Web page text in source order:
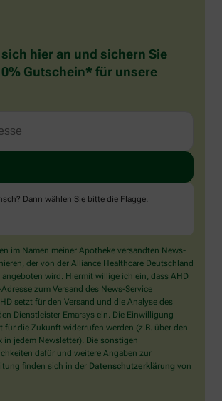
hier an und sichern Sie
Gutschein* für unsere
Dann wählen Sie bitte die Flagge
im Namen meiner Apotheke versandten News-
der von der Alliance Healthcare Deutschland
angeboten wird. Hiermit willige ich ein, dass AHD
zum Versand des News-Service
setzt für den Versand und die Analyse des
Dienstleister Emarsys ein. Die Einwilligung
für die Zukunft widerrufen werden (z.B. über den
in jedem Newsletter). Die sonstigen
dafür und weitere Angaben zur
finden sich in der Datenschutzerklärung von